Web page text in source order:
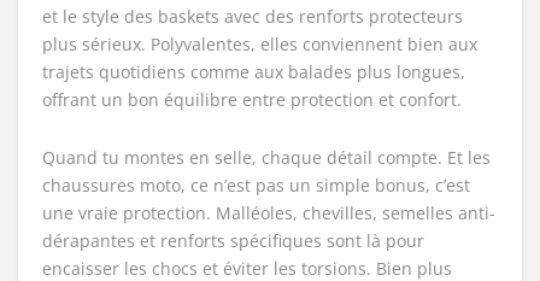
et le style des baskets avec des renforts protecteurs
plus sérieux. Polyvalentes, elles conviennent bien aux
trajets quotidiens comme aux balades plus longues,
offrant un bon équilibre entre protection et confort.
Quand tu montes en selle, chaque détail compte. Et les
chaussures moto, ce n’est pas un simple bonus, c’est
une vraie protection. Malléoles, chevilles, semelles anti-
dérapantes et renforts spécifiques sont là pour
encaisser les chocs et éviter les torsions. Bien plus